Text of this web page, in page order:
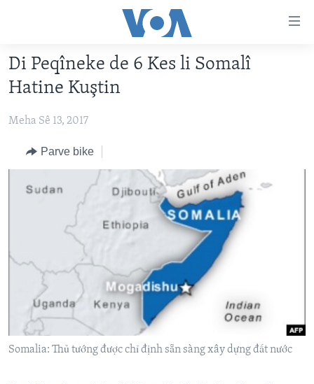
Yekser
here
naveroka
Yekser
Yekser
DESTPÊK
VÎDYO GALERÎ
FOTO GALERÎ
HEVPEYVÎN
HERÊMÊN KURDAN
AMERÎKA
ROJHILATA NAVÎN
CÎHAN
ÇAND Û HUNER
SERNIVÎS
Di Peqîneke de 6 Kes li Somalî
Hatine Kuştin
Meha Sê 13, 2017
Parve bike
Somalia: Thủ tướng được chỉ định sẵn sàng xây dựng đất nước